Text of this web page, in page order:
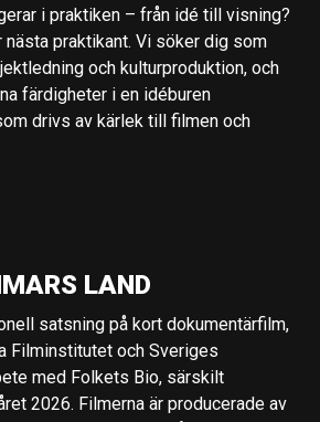
i praktiken – från idé till visning?
nästa praktikant. Vi söker dig som
och kulturproduktion, och
färdigheter i en idéburen
drivs av kärlek till filmen och
LAND
satsning på kort dokumentärfilm,
Filminstitutet och Sveriges
med Folkets Bio, särskilt
2026. Filmerna är producerade av